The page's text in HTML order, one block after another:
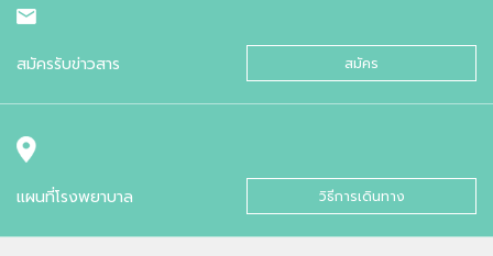
สมัครรับข่าวสาร สมัคร
แผนที่โรงพยาบาล วิธีการเดินทาง